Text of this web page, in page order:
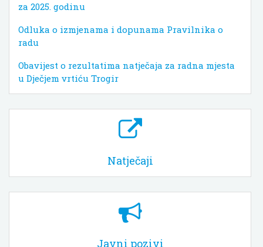
za 2025. godinu
Odluka o izmjenama i dopunama Pravilnika o
radu
Obavijest o rezultatima natječaja za radna mjesta
u Dječjem vrtiću Trogir
Natječaji
Javni pozivi